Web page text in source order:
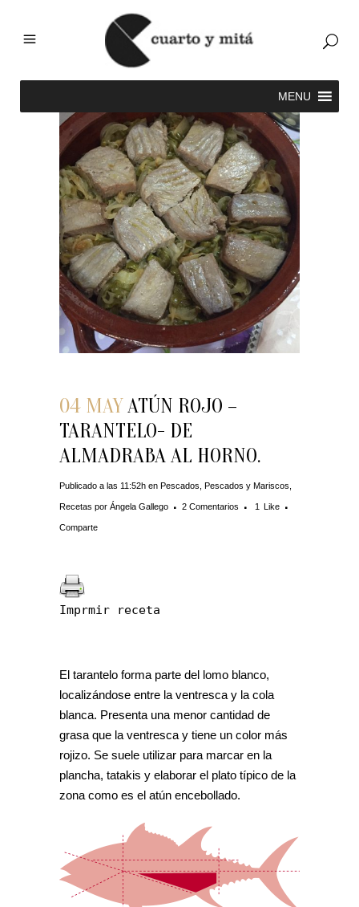
04 MAYATÚN ROJO –
TARANTELO- DE
ALMADRABA AL HORNO.
Publicado a las 11:52h en Pescados Pescados y Mariscos
Recetas por Ángela Gallego 2 Comentarios 1 Like
Comparte
Imprmir receta
El tarantelo forma parte del lomo blanco,
localizándose entre la ventresca y la cola
blanca. Presenta una menor cantidad de
grasa que la ventresca y tiene un color más
rojizo. Se suele utilizar para marcar en la
plancha, tatakis y elaborar el plato típico de la
zona como es el atún encebollado.